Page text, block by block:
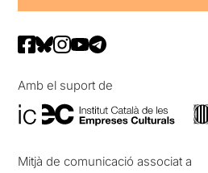
Amb el suport de
Mitjà de comunicació associat a